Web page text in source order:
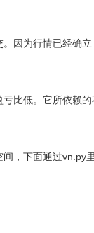
因为行情已经确
比低。它所依赖
，下面通过vn.py